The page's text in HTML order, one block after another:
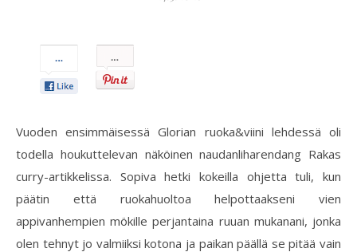
It!
Vuoden ensimmäisessä Glorian ruoka&viini lehdessä oli
todella houkuttelevan näköinen naudanliharendang Rakas
curry-artikkelissa. Sopiva hetki kokeilla ohjetta tuli, kun
päätin että ruokahuoltoa helpottaakseni vien
appivanhempien mökille perjantaina ruuan mukanani, jonka
olen tehnyt jo valmiiksi kotona ja paikan päällä se pitää vain